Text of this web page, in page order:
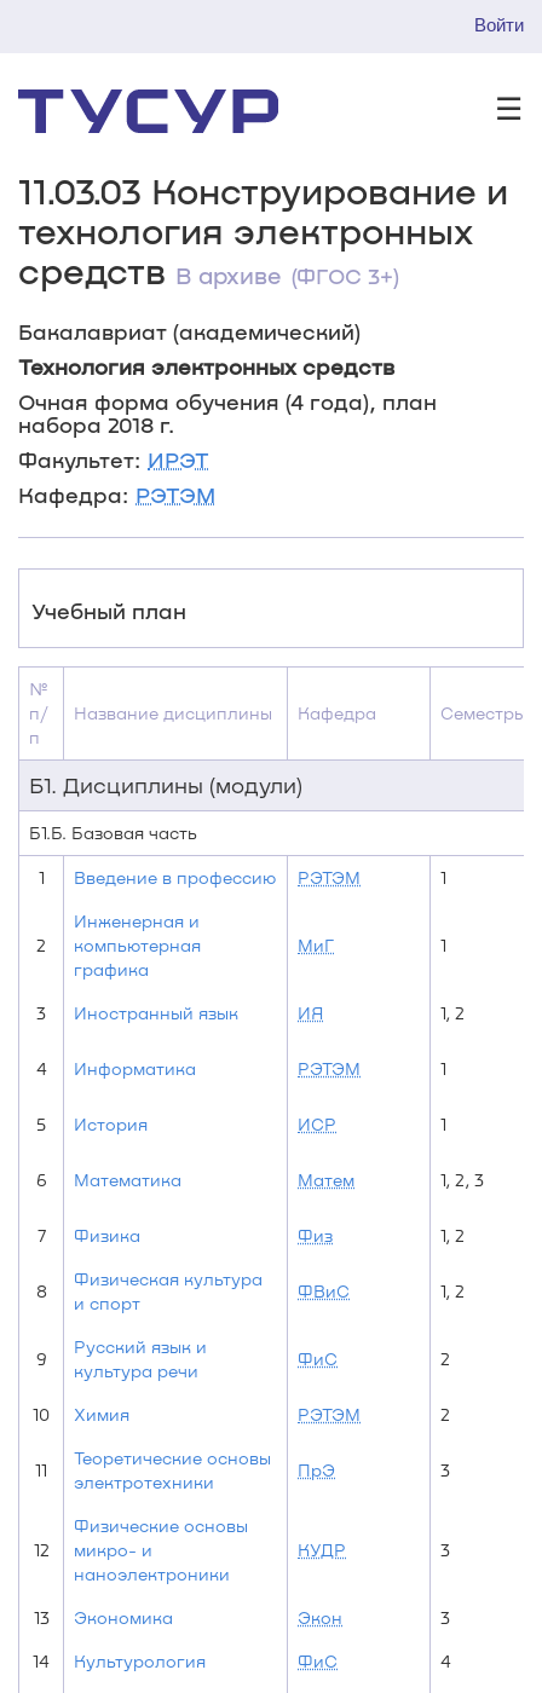
Войти
☰
11.03.03 Конструирование и
технология электронных
средств В архиве (ФГОС 3+)
Бакалавриат (академический)
Технология электронных средств
Очная форма обучения (4 года), план
набора 2018 г.
Факультет: ИРЭТ
Кафедра: РЭТЭМ
Учебный план
№
п/
п
Название дисциплины Кафедра Семестры
Б1. Дисциплины (модули)
Б1.Б. Базовая часть
1 Введение в профессию РЭТЭМ 1
2
Инженерная и
компьютерная
графика
МиГ 1
3 Иностранный язык ИЯ 1, 2
4 Информатика РЭТЭМ 1
5 История ИСР 1
6 Математика Матем 1, 2, 3
7 Физика Физ 1, 2
8
Физическая культура
и спорт
ФВиС 1, 2
9
Русский язык и
культура речи
ФиС 2
10 Химия РЭТЭМ 2
11
Теоретические основы
электротехники
ПрЭ 3
12
Физические основы
микро- и
наноэлектроники
КУДР 3
13 Экономика Экон 3
14 Культурология ФиС 4